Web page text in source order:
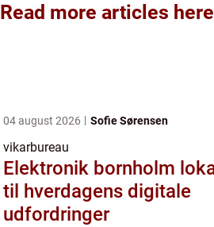
Read more articles here
04 august 2026 Sofie Sørensen
vikarbureau
Elektronik bornholm lokal hjælp
til hverdagens digitale
udfordringer